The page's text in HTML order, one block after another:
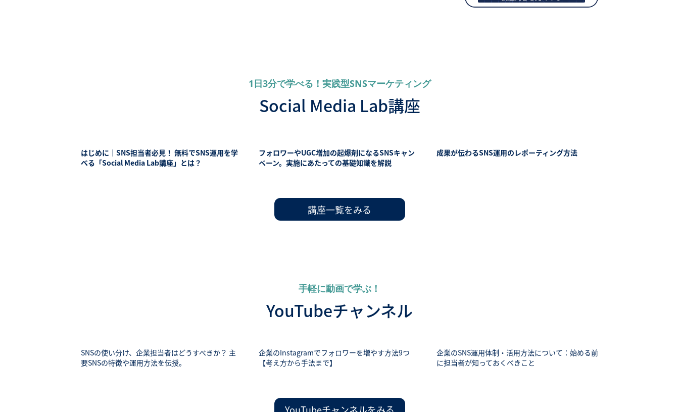
1日3分で学べる！実践型SNSマーケティング
Social Media Lab講座
はじめに｜SNS担当者必見！ 無料でSNS運用を学
べる「Social Media Lab講座」とは？
フォロワーやUGC増加の起爆剤になるSNSキャン
ペーン。実施にあたっての基礎知識を解説
成果が伝わるSNS運用のレポーティング方法
講座一覧をみる
手軽に動画で学ぶ！
YouTubeチャンネル
SNSの使い分け、企業担当者はどうすべきか？ 主
要SNSの特徴や運用方法を伝授。
企業のInstagramでフォロワーを増やす方法9つ
【考え方から手法まで】
企業のSNS運用体制・活用方法について：始める前
に担当者が知っておくべきこと
YouTubeチャンネルをみる